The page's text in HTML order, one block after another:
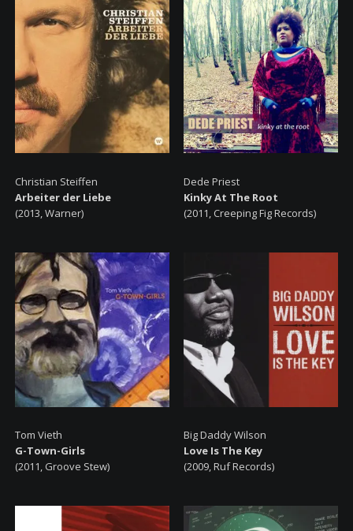
Christian Steiffen
Arbeiter der Liebe
(2013, Warner)
Dede Priest
Kinky At The Root
(2011, Creeping Fig Records)
Tom Vieth
G-Town-Girls
(2011, Groove Stew)
Big Daddy Wilson
Love Is The Key
(2009, Ruf Records)